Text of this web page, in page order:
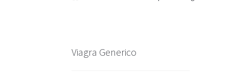
Viagra Generico